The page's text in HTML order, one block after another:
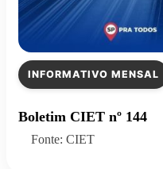
INFORMATIVO MENSAL
Boletim CIET nº 144
Fonte: CIET